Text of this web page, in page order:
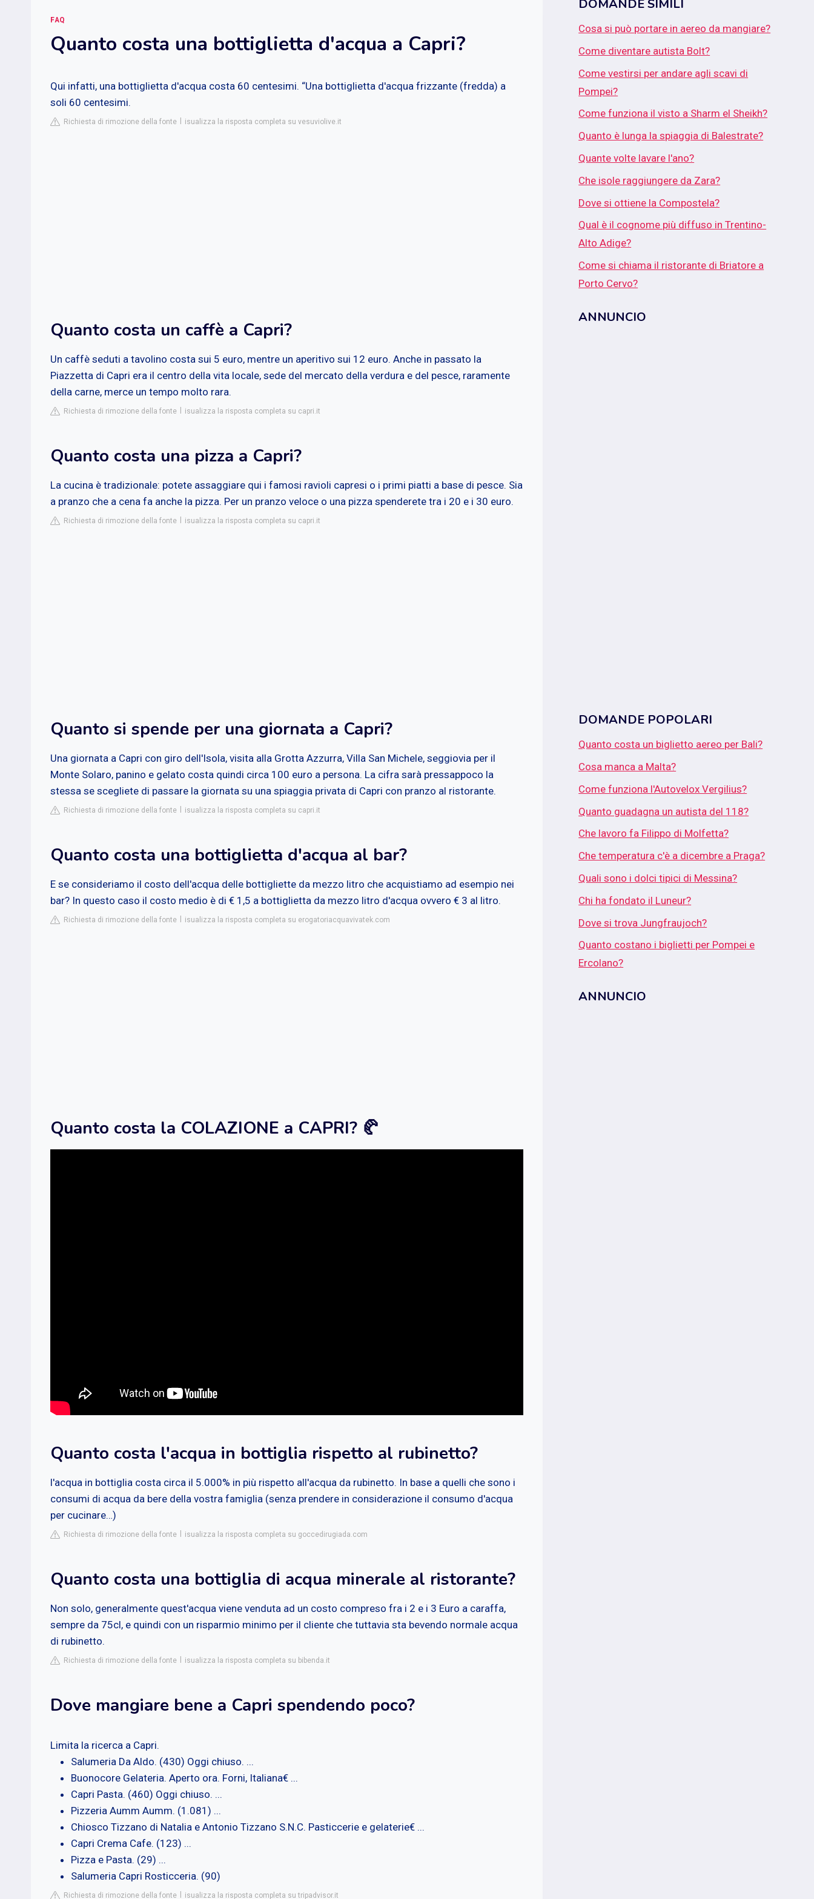
FAQ
Quanto costa una bottiglietta d'acqua a Capri?
Qui infatti, una bottiglietta d'acqua costa 60 centesimi. “Una bottiglietta d'acqua frizzante (fredda) a
soli 60 centesimi.
Richiesta di rimozione della fonte isualizza la risposta completa su vesuviolive.it
Quanto costa un caffè a Capri?
Un caffè seduti a tavolino costa sui 5 euro, mentre un aperitivo sui 12 euro. Anche in passato la
Piazzetta di Capri era il centro della vita locale, sede del mercato della verdura e del pesce, raramente
della carne, merce un tempo molto rara.
Richiesta di rimozione della fonte isualizza la risposta completa su capri.it
Quanto costa una pizza a Capri?
La cucina è tradizionale: potete assaggiare qui i famosi ravioli capresi o i primi piatti a base di pesce. Sia
a pranzo che a cena fa anche la pizza. Per un pranzo veloce o una pizza spenderete tra i 20 e i 30 euro.
Richiesta di rimozione della fonte isualizza la risposta completa su capri.it
Quanto si spende per una giornata a Capri?
Una giornata a Capri con giro dell'Isola, visita alla Grotta Azzurra, Villa San Michele, seggiovia per il
Monte Solaro, panino e gelato costa quindi circa 100 euro a persona. La cifra sarà pressappoco la
stessa se scegliete di passare la giornata su una spiaggia privata di Capri con pranzo al ristorante.
Richiesta di rimozione della fonte isualizza la risposta completa su capri.it
Quanto costa una bottiglietta d'acqua al bar?
E se consideriamo il costo dell'acqua delle bottigliette da mezzo litro che acquistiamo ad esempio nei
bar? In questo caso il costo medio è di € 1,5 a bottiglietta da mezzo litro d'acqua ovvero € 3 al litro.
Richiesta di rimozione della fonte isualizza la risposta completa su erogatoriacquavivatek.com
Quanto costa la COLAZIONE a CAPRI? 🥐
Quanto costa l'acqua in bottiglia rispetto al rubinetto?
l'acqua in bottiglia costa circa il 5.000% in più rispetto all'acqua da rubinetto. In base a quelli che sono i
consumi di acqua da bere della vostra famiglia (senza prendere in considerazione il consumo d'acqua
per cucinare…)
Richiesta di rimozione della fonte isualizza la risposta completa su goccedirugiada.com
Quanto costa una bottiglia di acqua minerale al ristorante?
Non solo, generalmente quest'acqua viene venduta ad un costo compreso fra i 2 e i 3 Euro a caraffa,
sempre da 75cl, e quindi con un risparmio minimo per il cliente che tuttavia sta bevendo normale acqua
di rubinetto.
Richiesta di rimozione della fonte isualizza la risposta completa su bibenda.it
Dove mangiare bene a Capri spendendo poco?
Limita la ricerca a Capri.
Salumeria Da Aldo. (430) Oggi chiuso. ...
Buonocore Gelateria. Aperto ora. Forni, Italiana€ ...
Capri Pasta. (460) Oggi chiuso. ...
Pizzeria Aumm Aumm. (1.081) ...
Chiosco Tizzano di Natalia e Antonio Tizzano S.N.C. Pasticcerie e gelaterie€ ...
Capri Crema Cafe. (123) ...
Pizza e Pasta. (29) ...
Salumeria Capri Rosticceria. (90)
Richiesta di rimozione della fonte isualizza la risposta completa su tripadvisor.it
DOMANDE SIMILI
Cosa si può portare in aereo da mangiare?
Come diventare autista Bolt?
Come vestirsi per andare agli scavi di
Pompei?
Come funziona il visto a Sharm el Sheikh?
Quanto è lunga la spiaggia di Balestrate?
Quante volte lavare l'ano?
Che isole raggiungere da Zara?
Dove si ottiene la Compostela?
Qual è il cognome più diffuso in Trentino-
Alto Adige?
Come si chiama il ristorante di Briatore a
Porto Cervo?
ANNUNCIO
DOMANDE POPOLARI
Quanto costa un biglietto aereo per Bali?
Cosa manca a Malta?
Come funziona l'Autovelox Vergilius?
Quanto guadagna un autista del 118?
Che lavoro fa Filippo di Molfetta?
Che temperatura c'è a dicembre a Praga?
Quali sono i dolci tipici di Messina?
Chi ha fondato il Luneur?
Dove si trova Jungfraujoch?
Quanto costano i biglietti per Pompei e
Ercolano?
ANNUNCIO